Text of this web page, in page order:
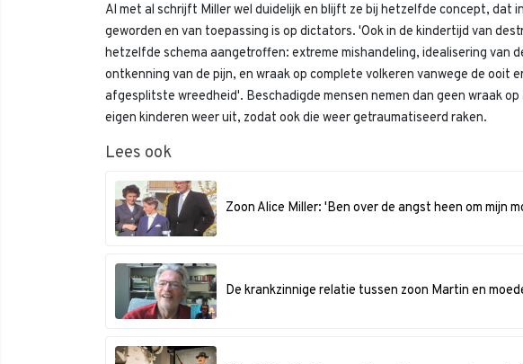
Al met al schrijft Miller wel duidelijk en blijft ze bij hetzelfde concept, dat
geworden en van toepassing is op dictators. 'Ook in de kindertijd van
hetzelfde schema aangetroffen: extreme mishandeling, idealisering van
ontkenning van de pijn, en wraak op complete volkeren vanwege de ooit
afgesplitste wreedheid'. Beschadigde mensen nemen dan geen wraak
eigen kinderen weer uit, zodat ook die weer getraumatiseerd raken.
Lees ook
Zoon Alice Miller: 'Ben over de angst heen om mijn
De krankzinnige relatie tussen zoon Martin en